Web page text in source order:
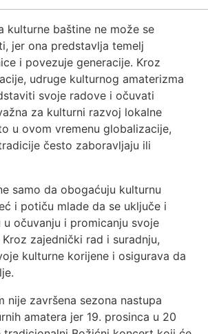
kulturne baštine ne može se
jer ona predstavlja temelj
i povezuje generacije. Kroz
udruge kulturnog amaterizma
svoje radove i očuvati
za kulturni razvoj lokalne
u ovom vremenu globalizacije,
često zaboravljaju ili
samo da obogaćuju kulturnu
i potiču mlade da se uključe i
očuvanju i promicanju svoje
zajednički rad i suradnju,
kulturne korijene i osigurava da
nije završena sezona nastupa
amatera jer 19. prosinca u 20